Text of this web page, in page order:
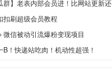
群】老表内部会员进！比网站更新还精彩！
扣刷超级会员教程
微信被动引流爆粉变现项目
B！快递站吃肉！机动性超强！